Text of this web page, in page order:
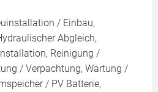
/ Einbau,
Abgleich,
Reinigung /
/ Verpachtung, Wartung /
/ PV Batterie,